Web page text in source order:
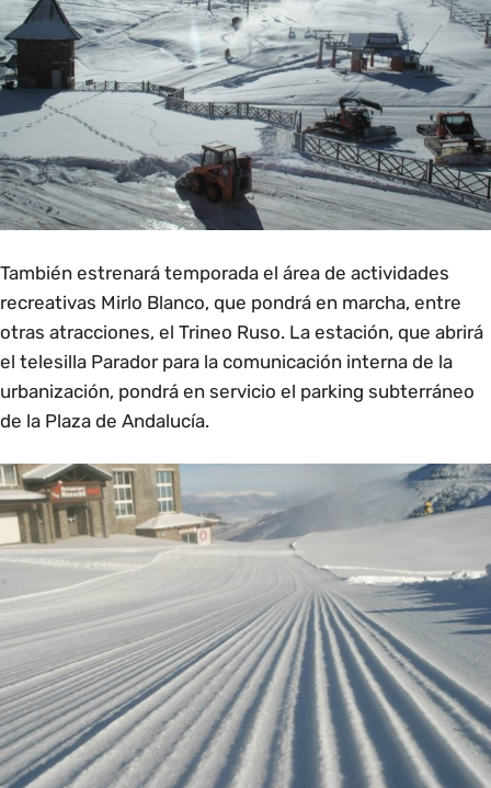
También estrenará temporada el área de actividades
recreativas Mirlo Blanco, que pondrá en marcha, entre
otras atracciones, el Trineo Ruso. La estación, que abrirá
el telesilla Parador para la comunicación interna de la
urbanización, pondrá en servicio el parking subterráneo
de la Plaza de Andalucía.